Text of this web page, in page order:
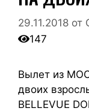
29.11.2018 от
147
Вылет из
двоих
BELLEVUE